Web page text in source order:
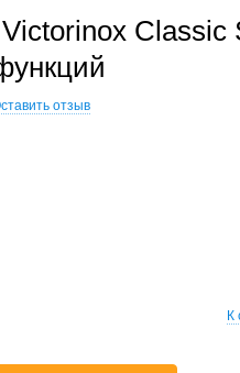
Classic
отзыв
К